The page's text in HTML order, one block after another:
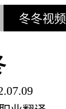
冬冬视频